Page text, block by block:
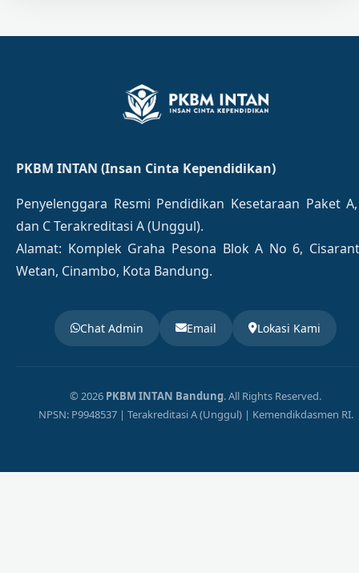
PKBM INTAN (Insan Cinta Kependidikan)
Penyelenggara Resmi Pendidikan Kesetaraan Paket
dan C Terakreditasi A (Unggul).
Alamat: Komplek Graha Pesona Blok A No 6,
Wetan, Cinambo, Kota Bandung.
Chat Admin Email Lokasi Kami
© 2026 PKBM INTAN Bandung. All Rights Reserved.
NPSN: P9948537 | Terakreditasi A (Unggul) | Kemendikdasmen RI.